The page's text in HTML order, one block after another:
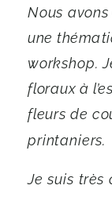
Nous
une
workshop.
floraux à
fleurs de
printaniers.
Je suis très